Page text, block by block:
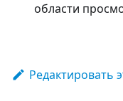
области
Редактировать